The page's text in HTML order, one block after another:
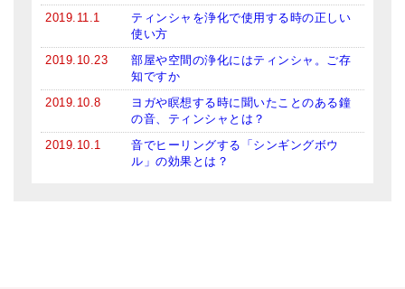
2019.11.1
ティンシャを浄化で使用する時の正しい
使い方
2019.10.23
部屋や空間の浄化にはティンシャ。ご存
知ですか
2019.10.8
ヨガや瞑想する時に聞いたことのある鐘
の音、ティンシャとは？
2019.10.1
音でヒーリングする「シンギングボウ
ル」の効果とは？